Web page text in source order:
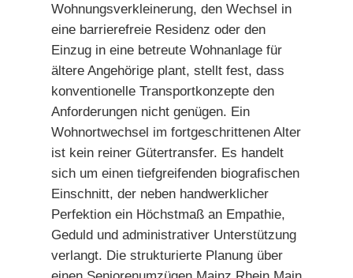
Wohnungsverkleinerung, den Wechsel in
eine barrierefreie Residenz oder den
Einzug in eine betreute Wohnanlage für
ältere Angehörige plant, stellt fest, dass
konventionelle Transportkonzepte den
Anforderungen nicht genügen. Ein
Wohnortwechsel im fortgeschrittenen Alter
ist kein reiner Gütertransfer. Es handelt
sich um einen tiefgreifenden biografischen
Einschnitt, der neben handwerklicher
Perfektion ein Höchstmaß an Empathie,
Geduld und administrativer Unterstützung
verlangt. Die strukturierte Planung über